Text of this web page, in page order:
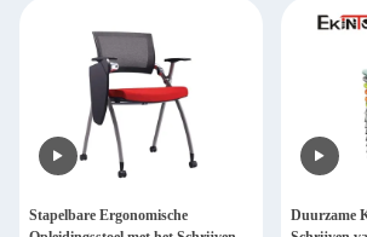
Stapelbare Ergonomische
Duurzame